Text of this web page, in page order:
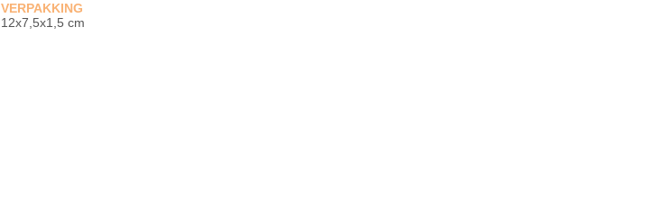
VERPAKKING
12x7,5x1,5 cm